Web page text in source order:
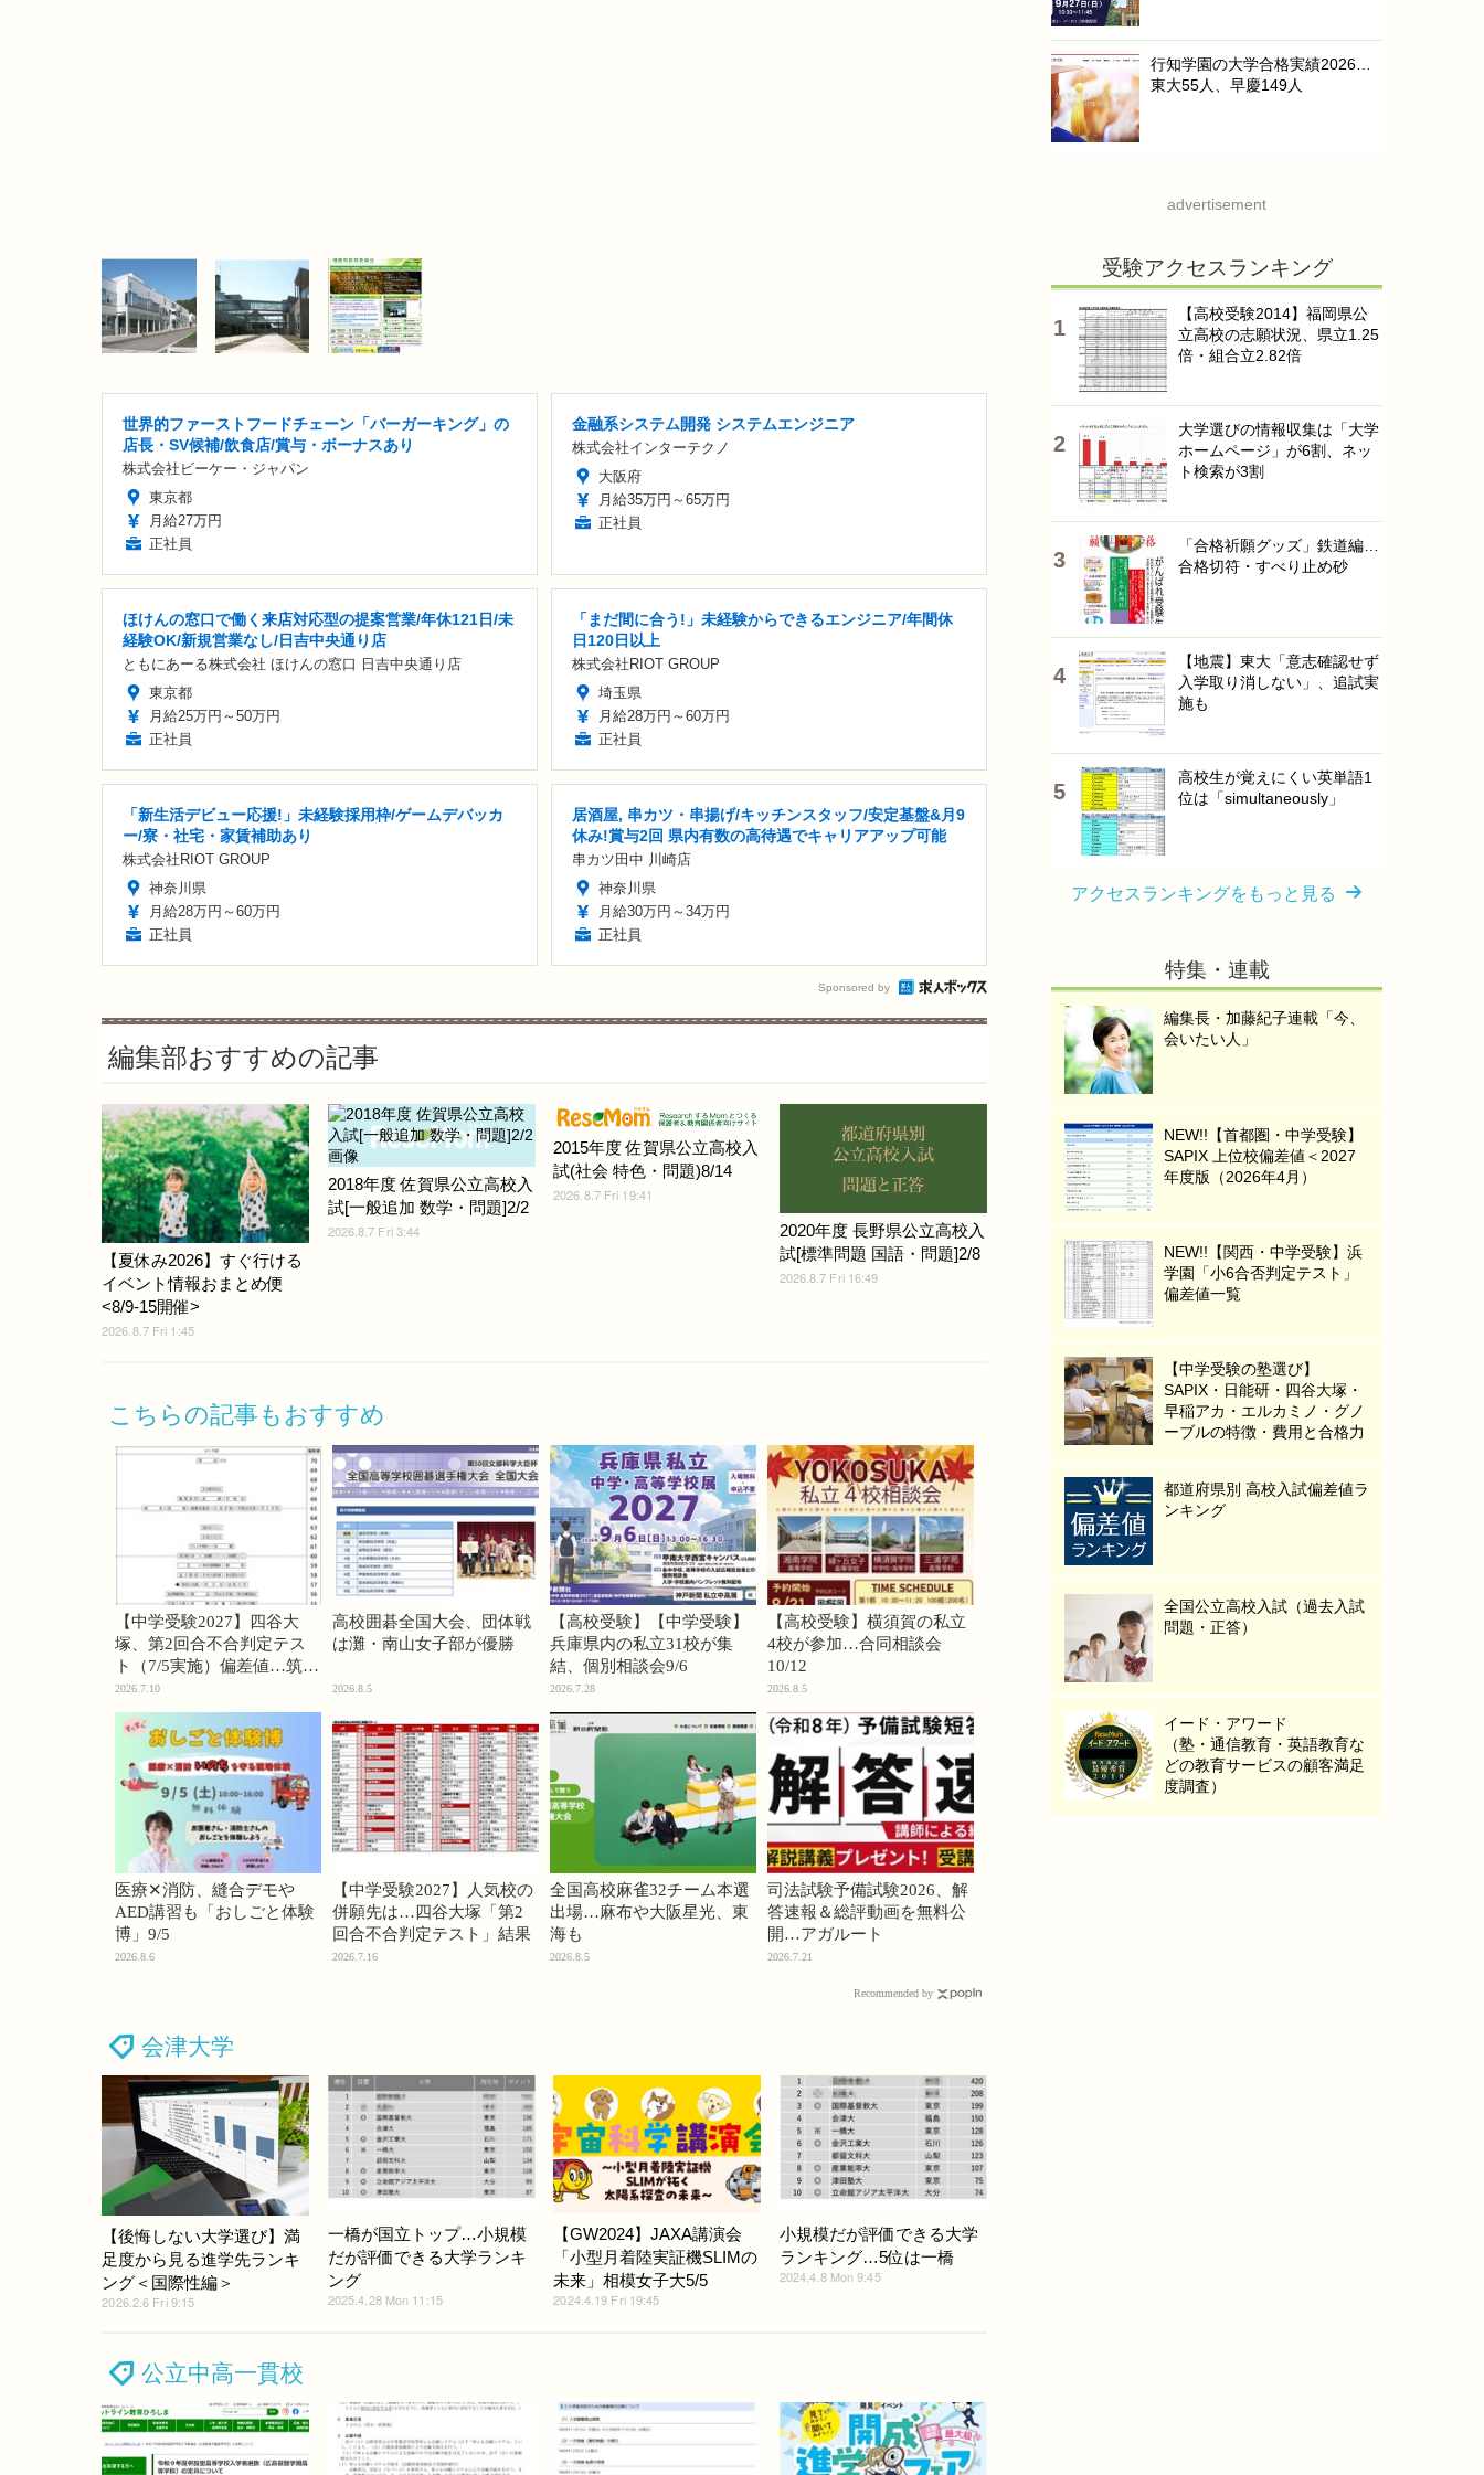
世界的ファーストフードチェーン「バーガーキング」の
店長・SV候補/飲食店/賞与・ボーナスあり
株式会社ビーケー・ジャパン
東京都
月給27万円
正社員
金融系システム開発 システムエンジニア
株式会社インターテクノ
大阪府
月給35万円～65万円
正社員
ほけんの窓口で働く来店対応型の提案営業/年休121日/未
経験OK/新規営業なし/日吉中央通り店
ともにあーる株式会社 ほけんの窓口 日吉中央通り店
東京都
月給25万円～50万円
正社員
「まだ間に合う!」未経験からできるエンジニア/年間休
日120日以上
株式会社RIOT GROUP
埼玉県
月給28万円～60万円
正社員
「新生活デビュー応援!」未経験採用枠/ゲームデバッカ
ー/寮・社宅・家賃補助あり
株式会社RIOT GROUP
神奈川県
月給28万円～60万円
正社員
居酒屋, 串カツ・串揚げ/キッチンスタッフ/安定基盤&月9
休み!賞与2回 県内有数の高待遇でキャリアアップ可能
串カツ田中 川崎店
神奈川県
月給30万円～34万円
正社員
Sponsored by
編集部おすすめの記事
【夏休み2026】すぐ行ける
イベント情報おまとめ便
<8/9-15開催>
2026.8.7 Fri 1:45
2018年度 佐賀県公立高校入
試[一般追加 数学・問題]2/2
2026.8.7 Fri 3:44
2015年度 佐賀県公立高校入
試(社会 特色・問題)8/14
2026.8.7 Fri 19:41
2020年度 長野県公立高校入
試[標準問題 国語・問題]2/8
2026.8.7 Fri 16:49
こちらの記事もおすすめ
【中学受験2027】四谷大
塚、第2回合不合判定テス
ト（7/5実施）偏差値…筑駒
74・桜蔭70＜PR＞
2026.7.10
高校囲碁全国大会、団体戦
は灘・南山女子部が優勝
2026.8.5
【高校受験】【中学受験】
兵庫県内の私立31校が集
結、個別相談会9/6
2026.7.28
【高校受験】横須賀の私立
4校が参加…合同相談会
10/12
2026.8.5
医療✕消防、縫合デモや
AED講習も「おしごと体験
博」9/5
2026.8.6
【中学受験2027】人気校の
併願先は…四谷大塚「第2
回合不合判定テスト」結果
2026.7.16
全国高校麻雀32チーム本選
出場…麻布や大阪星光、東
海も
2026.8.5
司法試験予備試験2026、解
答速報＆総評動画を無料公
開…アガルート
2026.7.21
Recommended by
会津大学
【後悔しない大学選び】満
足度から見る進学先ランキ
ング＜国際性編＞
2026.2.6 Fri 9:15
一橋が国立トップ…小規模
だが評価できる大学ランキ
ング
2025.4.28 Mon 11:15
【GW2024】JAXA講演会
「小型月着陸実証機SLIMの
未来」相模女子大5/5
2024.4.19 Fri 19:45
小規模だが評価できる大学
ランキング…5位は一橋
2024.4.8 Mon 9:45
公立中高一貫校
行知学園の大学合格実績2026…
東大55人、早慶149人
advertisement
受験アクセスランキング
【高校受験2014】福岡県公
立高校の志願状況、県立1.25
倍・組合立2.82倍
大学選びの情報収集は「大学
ホームページ」が6割、ネッ
ト検索が3割
「合格祈願グッズ」鉄道編…
合格切符・すべり止め砂
【地震】東大「意志確認せず
入学取り消しない」、追試実
施も
高校生が覚えにくい英単語1
位は「simultaneously」
アクセスランキングをもっと見る
特集・連載
編集長・加藤紀子連載「今、
会いたい人」
NEW!!【首都圏・中学受験】
SAPIX 上位校偏差値＜2027
年度版（2026年4月）
NEW!!【関西・中学受験】浜
学園「小6合否判定テスト」
偏差値一覧
【中学受験の塾選び】
SAPIX・日能研・四谷大塚・
早稲アカ・エルカミノ・グノ
ーブルの特徴・費用と合格力
都道府県別 高校入試偏差値ラ
ンキング
全国公立高校入試（過去入試
問題・正答）
イード・アワード
（塾・通信教育・英語教育な
どの教育サービスの顧客満足
度調査）